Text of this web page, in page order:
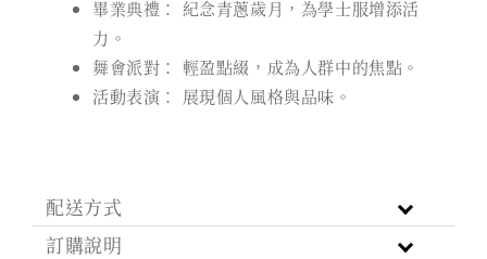
畢業典禮： 紀念青蔥歲月，為學士服增添活
力。
舞會派對： 輕盈點綴，成為人群中的焦點。
活動表演： 展現個人風格與品味。
配送方式
訂購說明